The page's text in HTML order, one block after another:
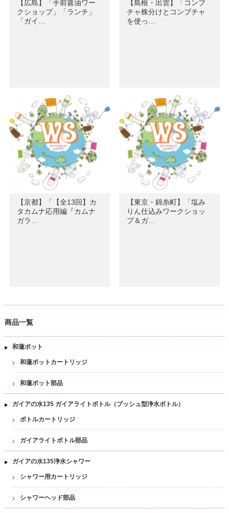
【広島】「手前醤油ワー
クショップ」「ランチ」
「ガイ…
【島根・出雲】「コンブ
チャ株分けとコンブチャ
を使っ…
【京都】「【全13回】カ
タカムナ応用編『カムナ
ガラ…
【東京・錦糸町】「塩み
りん仕込みワークショッ
プ＆ガ…
商品一覧
和蓮ポット
和蓮ポットカートリッジ
和蓮ポット部品
ガイアの水135 ガイアライトボトル（プッシュ型浄水ボトル）
ボトルカートリッジ
ガイアライトボトル部品
ガイアの水135浄水シャワー
シャワー用カートリッジ
シャワーヘッド部品